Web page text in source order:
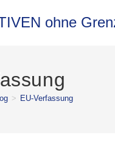
ohne
> EU-Verfassung